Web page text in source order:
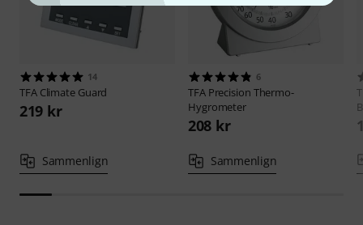
14
TFA Climate Guard
219 kr
Sammenlign
6
TFA Precision Thermo-
Hygrometer
208 kr
Sammenlign